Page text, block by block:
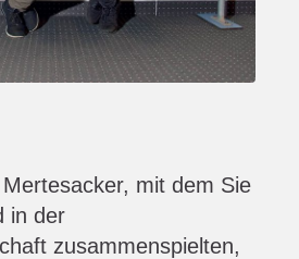
mit dem Sie
in der
zusammenspielten,